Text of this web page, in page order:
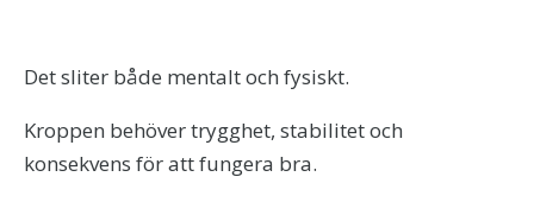
Det sliter både mentalt och fysiskt.
Kroppen behöver trygghet, stabilitet och
konsekvens för att fungera bra.